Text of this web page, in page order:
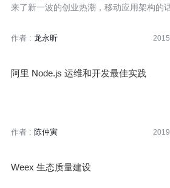
来了新一波的创业热潮，移动应用架构的
选型和制定策略。精彩内容，
作者 : 龙永昕
阿里 Node.js 运维和开发最佳实践
作者 : 陈仲寅
Weex 生态质量建设